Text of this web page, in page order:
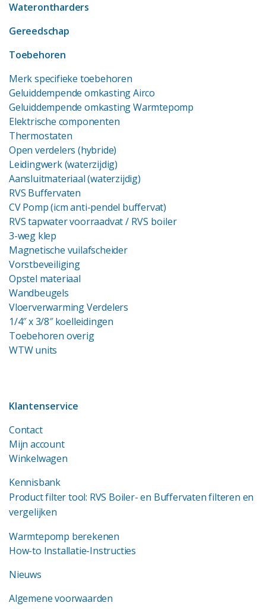
Waterontharders
Gereedschap
Toebehoren
Merk specifieke toebehoren
Geluiddempende omkasting Airco
Geluiddempende omkasting Warmtepomp
Elektrische componenten
Thermostaten
Open verdelers (hybride)
Leidingwerk (waterzijdig)
Aansluitmateriaal (waterzijdig)
RVS Buffervaten
CV Pomp (icm anti-pendel buffervat)
RVS tapwater voorraadvat/ RVS boiler
3-weg klep
Magnetische vuilafscheider
Vorstbeveiliging
Opstel materiaal
Wandbeugels
Vloerverwarming Verdelers
1/4″ x 3/8″ koelleidingen
Toebehoren overig
WTW units
Klantenservice
Contact
Mijn account
Winkelwagen
Kennisbank
Product filter tool: RVS Boiler- en Buffervaten filteren en
vergelijken
Warmtepomp berekenen
How-to Installatie-Instructies
Nieuws
Algemene voorwaarden